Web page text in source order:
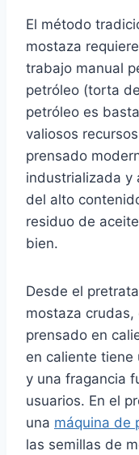
El método
mostaza
trabajo manual
petróleo (torta
petróleo es
valiosos
prensado
industrializada y
del alto
residuo de
bien.
Desde el
mostaza
prensado en
en caliente
y una fragancia
usuarios. En el
una máquina de
las semillas de